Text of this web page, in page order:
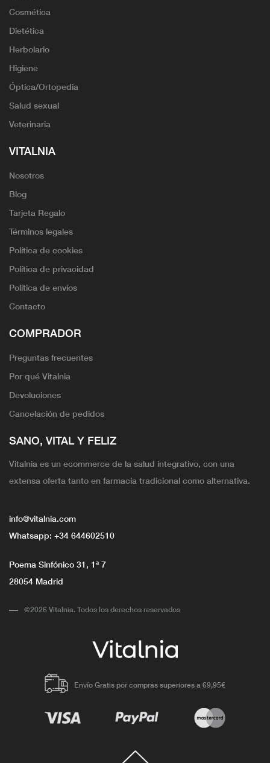
Cosmética
Dietética
Herbolario
Higiene
Óptica/Ortopedia
Salud sexual
Veterinaria
VITALNIA
Nosotros
Blog
Tarjeta Regalo
Términos legales
Política de cookies
Política de privacidad
Política de envíos
Contacto
COMPRADOR
Preguntas frecuentes
Por qué Vitalnia
Devoluciones
Cancelación de pedidos
SANO, VITAL Y FELIZ
Vitalnia es un ecommerce de la salud integrativo, con una
extensa oferta tanto en farmacia tradicional como alternativa.
info@vitalnia.com
Whatsapp: +34 644602510
Poema Sinfónico 31, 1ª 7
28054 Madrid
@2026 Vitalnia. Todos los derechos reservados
Envío Gratis por compras superiores a 69,95€